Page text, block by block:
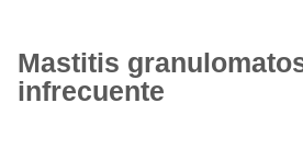
Mastitis
infrecuente